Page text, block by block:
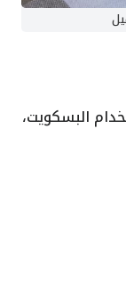
البسكويت،